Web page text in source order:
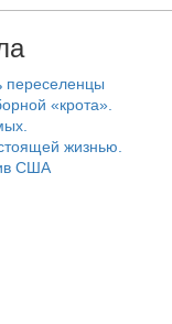
переселенцы
«крота».
жизнью.
США